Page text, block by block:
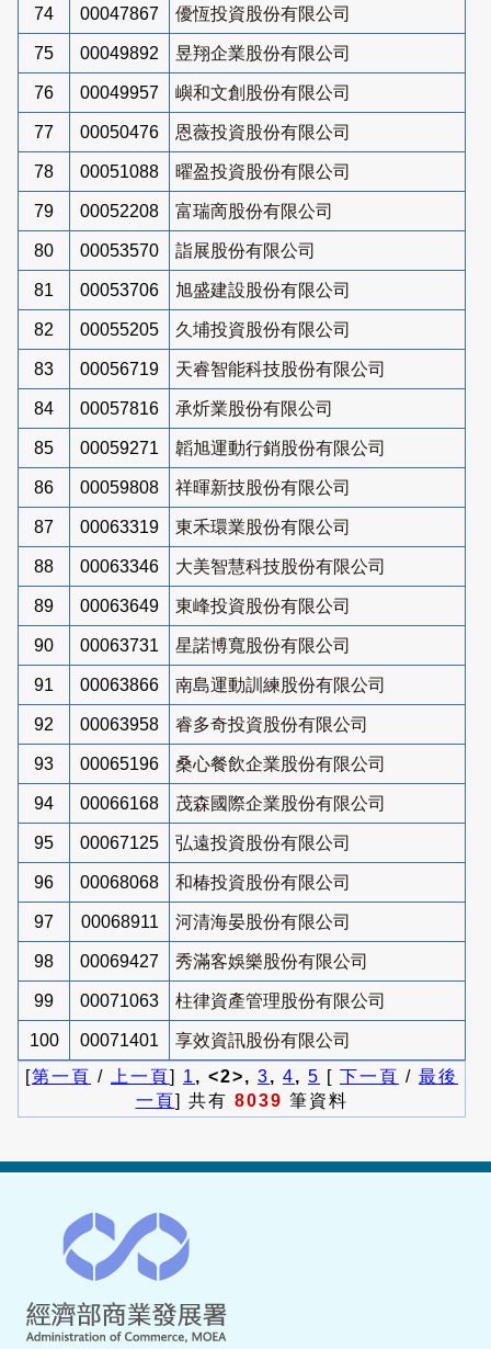
74 00047867 優恆投資股份有限公司
75 00049892 昱翔企業股份有限公司
76 00049957 嶼和文創股份有限公司
77 00050476 恩薇投資股份有限公司
78 00051088 曜盈投資股份有限公司
79 00052208 富瑞啇股份有限公司
80 00053570 詣展股份有限公司
81 00053706 旭盛建設股份有限公司
82 00055205 久埔投資股份有限公司
83 00056719 天睿智能科技股份有限公司
84 00057816 承炘業股份有限公司
85 00059271 韜旭運動行銷股份有限公司
86 00059808 祥暉新技股份有限公司
87 00063319 東禾環業股份有限公司
88 00063346 大美智慧科技股份有限公司
89 00063649 東峰投資股份有限公司
90 00063731 星諾博寬股份有限公司
91 00063866 南島運動訓練股份有限公司
92 00063958 睿多奇投資股份有限公司
93 00065196 桑心餐飲企業股份有限公司
94 00066168 茂森國際企業股份有限公司
95 00067125 弘遠投資股份有限公司
96 00068068 和椿投資股份有限公司
97 00068911 河清海晏股份有限公司
98 00069427 秀滿客娛樂股份有限公司
99 00071063 柱律資產管理股份有限公司
100 00071401
享效資訊股份有限公司
[第一頁 / 上一頁] 1 , <2>, 3, 4, 5 [ 下一頁 / 最後
一頁] 共有 8039 筆資料